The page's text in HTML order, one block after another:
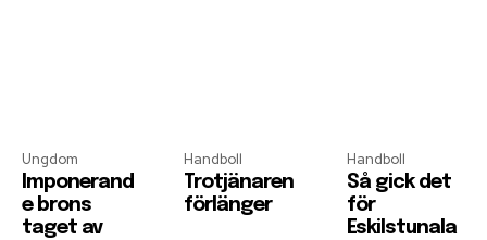
Ungdom
Imponerand
e brons
taget av
Handboll
Trotjänaren
förlänger
Handboll
Så gick det
för
Eskilstunala